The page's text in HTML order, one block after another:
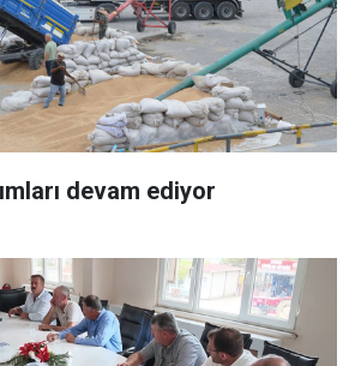
devam ediyor